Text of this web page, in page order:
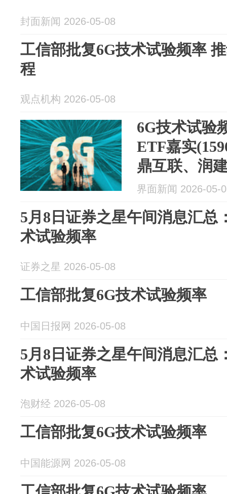
封面新闻 2026-05-08
工信部批复6G技术试验频率
程
观点机构 2026-05-08
6G技术试验
ETF嘉实
鼎互联、润
界面新闻 2026-05-
5月8日证券之星午间消息汇总
术试验频率
证券之星 2026-05-08
工信部批复6G技术试验频率
中国日报网 2026-05-08
5月8日证券之星午间消息汇总
术试验频率
泡财经 2026-05-08
工信部批复6G技术试验频率
中国能源网 2026-05-08